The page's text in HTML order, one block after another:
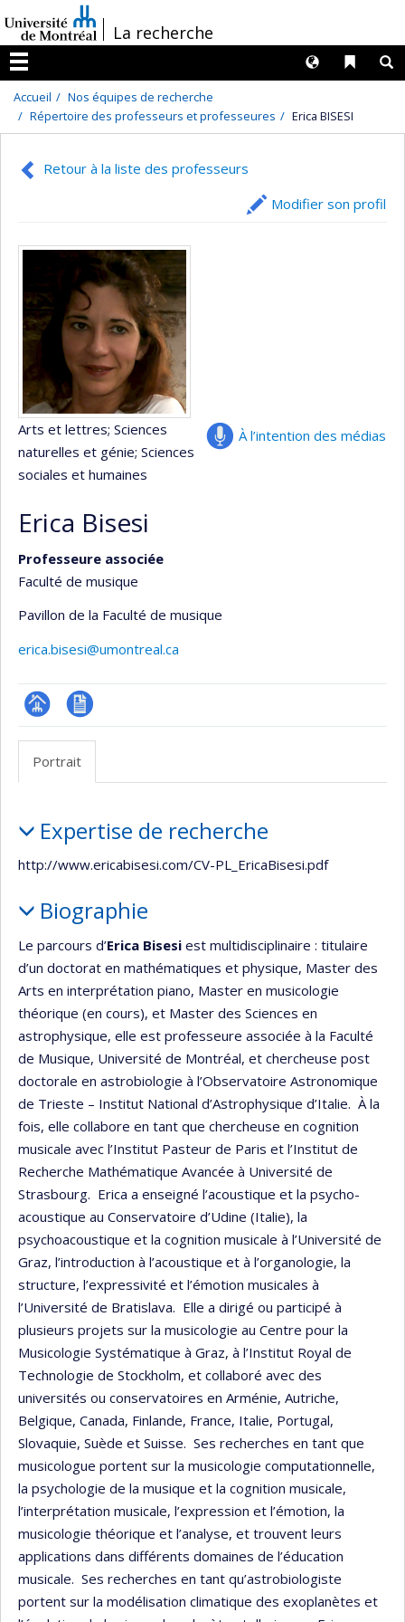
au
contenu
/La recherche
Menu
Liens
Langues
Accueil
Nos équipes de recherche
Répertoire des professeurs et professeures
Erica BISESI
Retour à la liste des professeurs
Modifier son profil
À l’intention des médias
Arts et lettres; Sciences
naturelles et génie; Sciences
sociales et humaines
Erica Bisesi
Professeure associée
Faculté de musique
Pavillon de la Faculté de musique
erica.bisesi@umontreal.ca
Page CV
Portrait
Expertise de recherche
http://www.ericabisesi.com/CV-PL_EricaBisesi.pdf
Biographie
Le parcours d’Erica Bisesi est multidisciplinaire : titulaire
d’un doctorat en mathématiques et physique, Master des
Arts en interprétation piano, Master en musicologie
théorique (en cours), et Master des Sciences en
astrophysique, elle est professeure associée à la Faculté
de Musique, Université de Montréal, et chercheuse post
doctorale en astrobiologie à l’Observatoire Astronomique
de Trieste – Institut National d’Astrophysique d’Italie. À la
fois, elle collabore en tant que chercheuse en cognition
musicale avec l’Institut Pasteur de Paris et l’Institut de
Recherche Mathématique Avancée à Université de
Strasbourg. Erica a enseigné l’acoustique et la psycho-
acoustique au Conservatoire d’Udine (Italie), la
psychoacoustique et la cognition musicale à l’Université de
Graz, l’introduction à l’acoustique et à l’organologie, la
structure, l’expressivité et l’émotion musicales à
l’Université de Bratislava. Elle a dirigé ou participé à
plusieurs projets sur la musicologie au Centre pour la
Musicologie Systématique à Graz, à l’Institut Royal de
Technologie de Stockholm, et collaboré avec des
universités ou conservatoires en Arménie, Autriche,
Belgique, Canada, Finlande, France, Italie, Portugal,
Slovaquie, Suède et Suisse. Ses recherches en tant que
musicologue portent sur la musicologie computationnelle,
la psychologie de la musique et la cognition musicale,
l’interprétation musicale, l’expression et l’émotion, la
musicologie théorique et l’analyse, et trouvent leurs
applications dans différents domaines de l’éducation
musicale. Ses recherches en tant qu’astrobiologiste
portent sur la modélisation climatique des exoplanètes et